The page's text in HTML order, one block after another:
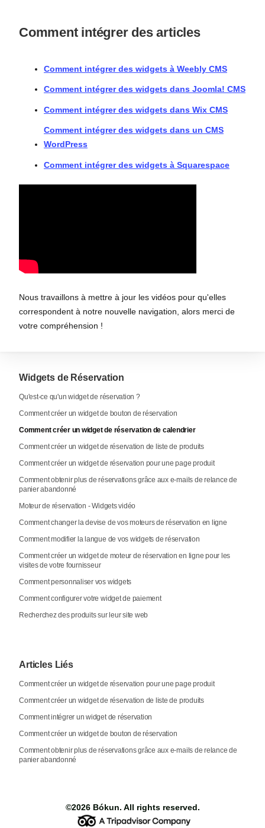
Comment intégrer des articles
Comment intégrer des widgets à Weebly CMS
Comment intégrer des widgets dans Joomla! CMS
Comment intégrer des widgets dans Wix CMS
Comment intégrer des widgets dans un CMS
WordPress
Comment intégrer des widgets à Squarespace
Nous travaillons à mettre à jour les vidéos pour qu'elles
correspondent à notre nouvelle navigation, alors merci de
votre compréhension !
Widgets de Réservation
Qu'est-ce qu'un widget de réservation ?
Comment créer un widget de bouton de réservation
Comment créer un widget de réservation de calendrier
Comment créer un widget de réservation de liste de produits
Comment créer un widget de réservation pour une page produit
Comment obtenir plus de réservations grâce aux e-mails de relance de
panier abandonné
Moteur de réservation - Widgets vidéo
Comment changer la devise de vos moteurs de réservation en ligne
Comment modifier la langue de vos widgets de réservation
Comment créer un widget de moteur de réservation en ligne pour les
visites de votre fournisseur
Comment personnaliser vos widgets
Comment configurer votre widget de paiement
Recherchez des produits sur leur site web
Articles Liés
Comment créer un widget de réservation pour une page produit
Comment créer un widget de réservation de liste de produits
Comment intégrer un widget de réservation
Comment créer un widget de bouton de réservation
Comment obtenir plus de réservations grâce aux e-mails de relance de
panier abandonné
©2026 Bókun. All rights reserved.